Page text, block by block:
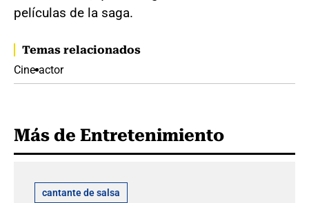
películas de la saga.
Temas relacionados
Cine actor
Más de Entretenimiento
cantante de salsa